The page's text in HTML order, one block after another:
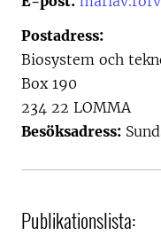
Postadress:
Biosystem och
Box 190
234 22 LOMMA
Besöksadress:
Publikationslista: